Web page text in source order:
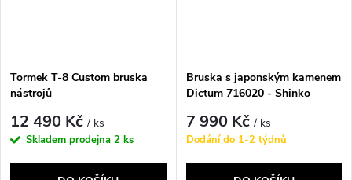
Tormek T-8 Custom bruska
nástrojů
12 490 Kč/ ks
Skladem prodejna 2 ks
Bruska s japonským kamenem
Dictum 716020 - Shinko
included
7 990 Kč/ ks
Dodání do 1-2 týdnů